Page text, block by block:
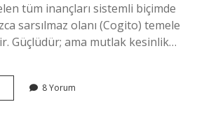
tüm inançları sistemli biçimde
sarsılmaz olanı (Cogito) temele
Güçlüdür; ama mutlak kesinlik…
Descartes’e8 Yorum